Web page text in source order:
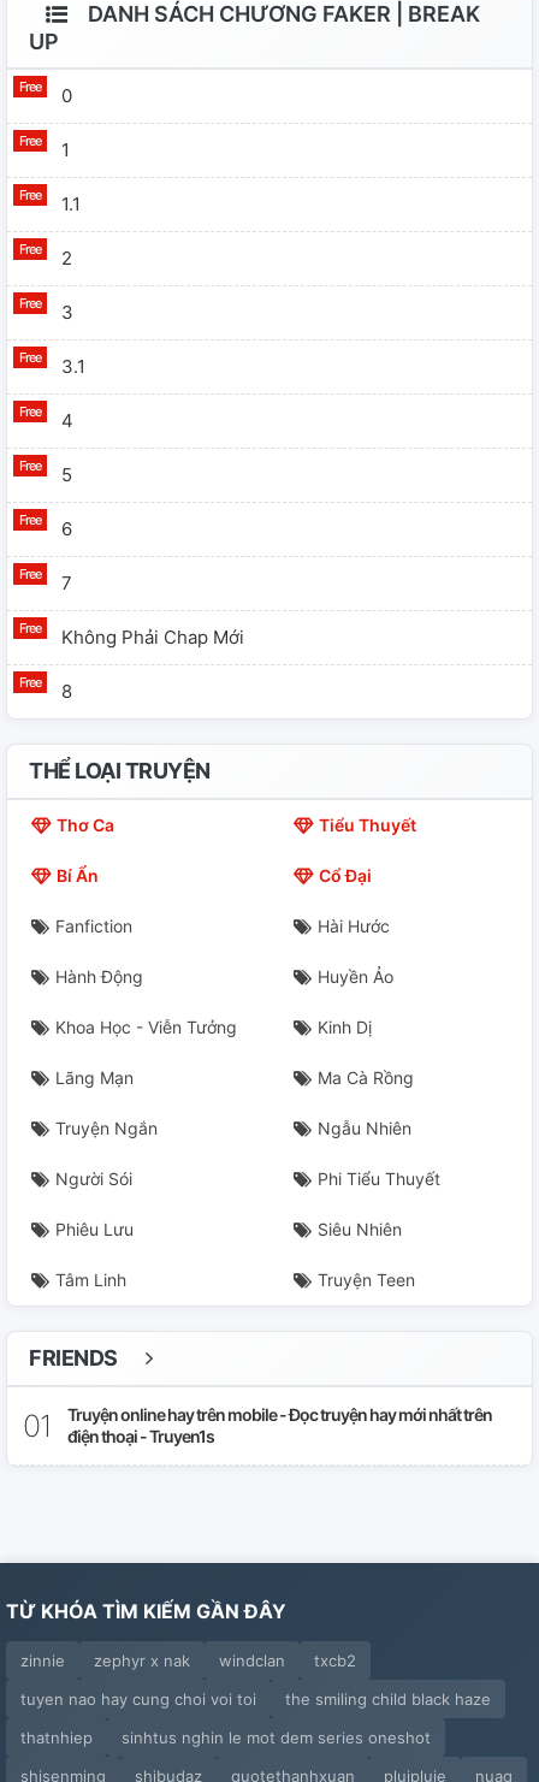
DANH SÁCH CHƯƠNG FAKER | BREAK
UP
0
1
1.1
2
3
3.1
4
5
6
7
Không Phải Chap Mới
8
THỂ LOẠI TRUYỆN
Thơ Ca Tiểu Thuyết
Bí Ẩn Cổ Đại
Fanfiction Hài Hước
Hành Động Huyền Ảo
Khoa Học - Viễn Tưởng Kinh Dị
Lãng Mạn Ma Cà Rồng
Truyện Ngắn Ngẫu Nhiên
Người Sói Phi Tiểu Thuyết
Phiêu Lưu Siêu Nhiên
Tâm Linh Truyện Teen
FRIENDS
Truyện online hay trên mobile - Đọc truyện hay mới nhất trên
điện thoại - Truyen1s
TỪ KHÓA TÌM KIẾM GẦN ĐÂY
zinnie zephyr x nak windclan
txcb2
tuyen nao hay cung choi voi toi
the smiling child black haze
thatnhiep
sinhtus nghin le mot dem series oneshot
shisenming
shibudaz quotethanhxuan pluipluie nuaq